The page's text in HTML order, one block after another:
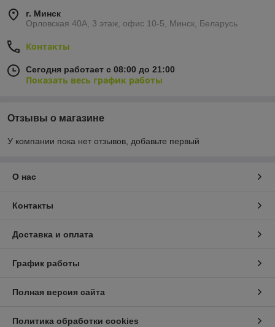
г. Минск
Орловская 40А, 3 этаж, офис 10-5, Минск, Беларусь
Контакты
Сегодня работает с 08:00 до 21:00
Показать весь график работы
Отзывы о магазине
У компании пока нет отзывов, добавьте первый
О нас
Контакты
Доставка и оплата
График работы
Полная версия сайта
Политика обработки cookies